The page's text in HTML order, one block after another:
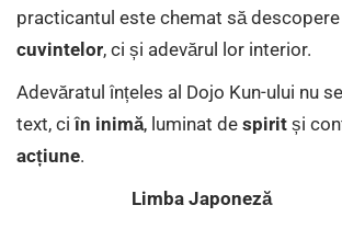
practicantul este chemat să descopere
cuvintelor, ci și adevărul lor interior.
Adevăratul înțeles al Dojo Kun-ului nu
text, ciîn inimă, luminat de spirit și
acțiune.
Limba Japoneză